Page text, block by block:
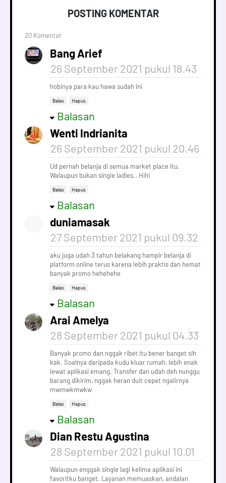
POSTING KOMENTAR
20 Komentar
Bang Arief
26 September 2021 pukul 18.43
hobinya para kau hawa sudah ini
Balas Hapus
Balasan
Wenti Indrianita
26 September 2021 pukul 20.46
Ud pernah belanja di semua market place itu.
Walaupun bukan single ladies.. Hihi
Balas Hapus
Balasan
duniamasak
27 September 2021 pukul 09.32
aku juga udah 3 tahun belakang hampir belanja di
platform online terus karena lebih praktis dan hemat
banyak promo hehehehe
Balas Hapus
Balasan
Arai Amelya
28 September 2021 pukul 04.33
Banyak promo dan nggak ribet itu bener banget sih
kak. Soalnya daripada kudu kluar rumah, lebih enak
lewat aplikasi emang. Transfer dan udah deh nunggu
barang dikirim, nggak heran duit cepet ngalirnya
mwmwkmwkw
Balas Hapus
Balasan
Dian Restu Agustina
28 September 2021 pukul 10.01
Walaupun enggak single lagi kelima aplikasi ini
favoritku banget. Layanan memuaskan, andalan